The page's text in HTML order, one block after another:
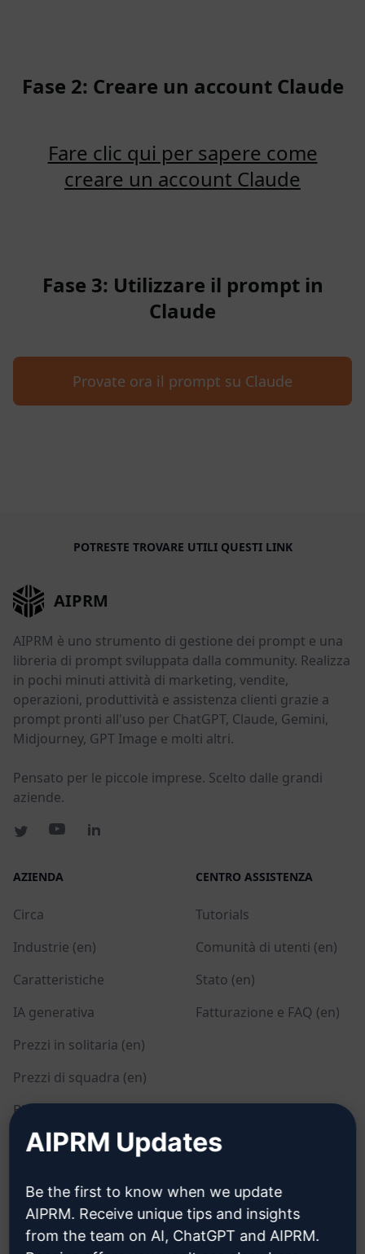
Fase 2: Creare un account Claude
Fare clic qui per sapere come
creare un account Claude
Fase 3: Utilizzare il prompt in
Claude
Provate ora il prompt su Claude
POTRESTE TROVARE UTILI QUESTI LINK
AIPRM
AIPRM è uno strumento di gestione dei prompt e una
libreria di prompt sviluppata dalla community. Realizza
in pochi minuti attività di marketing, vendite,
operazioni, produttività e assistenza clienti grazie a
prompt pronti all'uso per ChatGPT, Claude, Gemini,
Midjourney, GPT Image e molti altri.
Pensato per le piccole imprese. Scelto dalle grandi
aziende.
AZIENDA
Circa
Industrie (en)
Caratteristiche
IA generativa
Prezzi in solitaria (en)
Prezzi di squadra (en)
Blog (en)
CENTRO ASSISTENZA
Tutorials
Comunità di utenti (en)
Stato (en)
Fatturazione e FAQ (en)
Informativa sulla privacy
(en)
Come installare
Google Chrome (en)
AIPRM Updates
Be the first to know when we update
AIPRM. Receive unique tips and insights
from the team on AI, ChatGPT and AIPRM.